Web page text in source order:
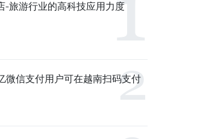
-旅游行业的高科技应用力度
微信支付用户可在越南扫码支付